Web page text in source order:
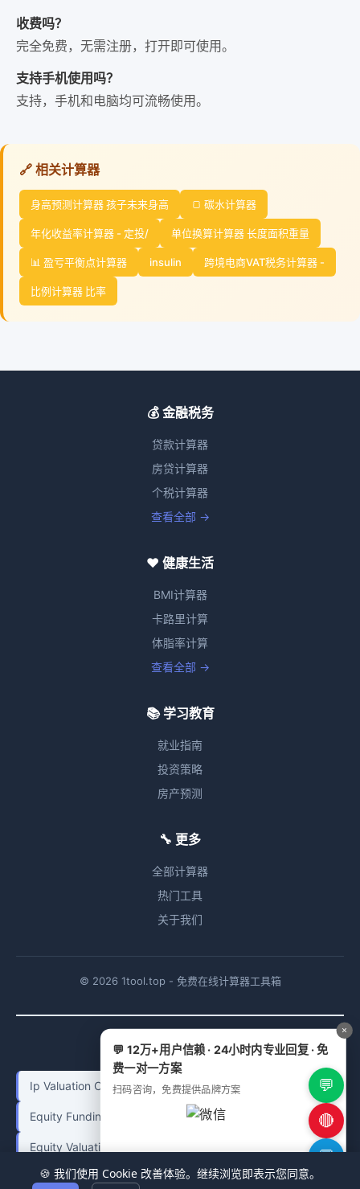
×
💬 12万+用户信赖 · 24小时内专业回复 · 免
费一对一方案
扫码咨询，免费提供品牌方案
🍪 我们使用 Cookie 改善体验。继续浏览即表示您同意。
收费吗？
完全免费，无需注册，打开即可使用。
支持手机使用吗？
支持，手机和电脑均可流畅使用。
💬
🔴
💬
🔗 相关计算器
身高预测计算器 孩子未来身高 🍞 碳水计算器
年化收益率计算器 - 定投/ 单位换算计算器 长度面积重量
📊 盈亏平衡点计算器 insulin 跨境电商VAT税务计算器 -
比例计算器 比率
💰 金融税务
贷款计算器
房贷计算器
个税计算器
查看全部 →
❤️ 健康生活
BMI计算器
卡路里计算
体脂率计算
查看全部 →
📚 学习教育
就业指南
投资策略
房产预测
🔧 更多
全部计算器
热门工具
关于我们
© 2026 1tool.top - 免费在线计算器工具箱
📌 相关计算器
Ip Valuation Calculator
Equity Funding Valuation Calculator
Equity Valuation Calculator Medical Cost Calculator
Cross Border Fund Repatriation Tax Calculator